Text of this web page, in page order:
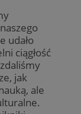
udało
ciągłość
jak
ale